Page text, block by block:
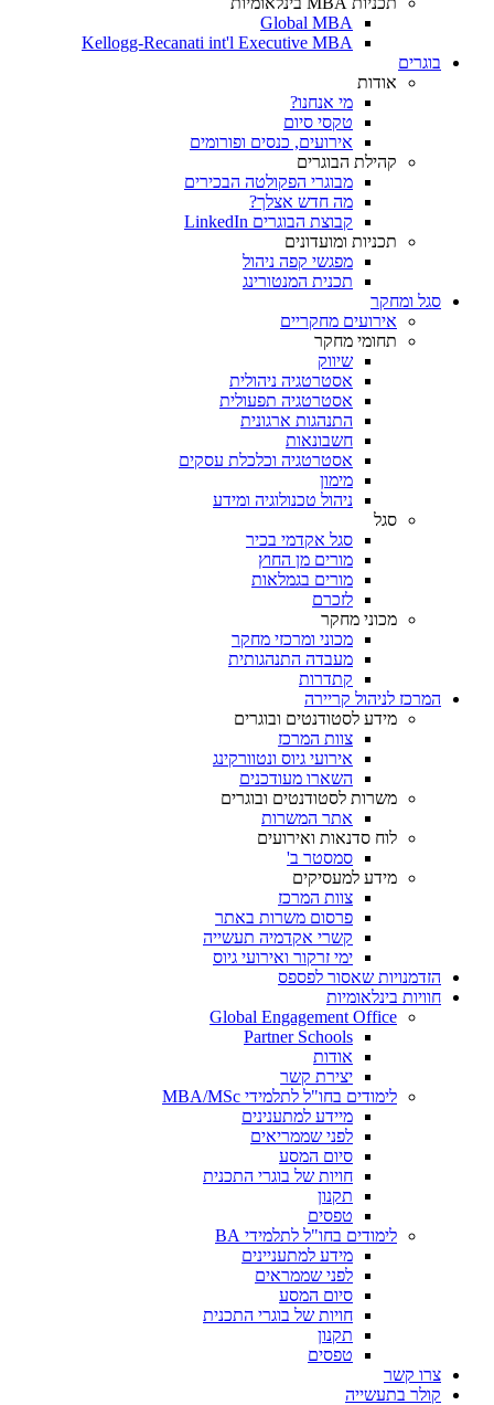
Global MBA
Kellogg-Recanati int'l Executive MBA
בוגרים
אודות
מי אנחנו?
טקסי סיום
אירועים, כנסים ופורומים
קהילת הבוגרים
מבוגרי הפקולטה הבכירים
מה חדש אצלך?
קבוצת הבוגרים LinkedIn
תכניות ומועדונים
מפגשי קפה ניהול
תכנית המנטורינג
סגל ומחקר
אירועים מחקריים
תחומי מחקר
שיווק
אסטרטגיה ניהולית
אסטרטגיה תפעולית
התנהגות ארגונית
חשבונאות
אסטרטגיה וכלכלת עסקים
מימון
ניהול טכנולוגיה ומידע
סגל
סגל אקדמי בכיר
מורים מן החוץ
מורים בגמלאות
לזכרם
מכוני מחקר
מכוני ומרכזי מחקר
מעבדה התנהגותית
קתדרות
המרכז לניהול קריירה
מידע לסטודנטים ובוגרים
צוות המרכז
אירועי גיוס ונטוורקינג
השארו מעודכנים
משרות לסטודנטים ובוגרים
אתר המשרות
לוח סדנאות ואירועים
סמסטר ב'
מידע למעסיקים
צוות המרכז
פרסום משרות באתר
קשרי אקדמיה תעשייה
ימי זרקור ואירועי גיוס
הזדמנויות שאסור לפספס
חוויות בינלאומיות
Global Engagement Office
Partner Schools
אודות
יצירת קשר
לימודים בחו"ל לתלמידי MBA/MSc
מיידע למתענינים
לפני שממריאים
סיום המסע
חויות של בוגרי התכנית
תקנון
טפסים
לימודים בחו"ל לתלמידי BA
מידע למתעניינים
לפני שממראים
סיום המסע
חויות של בוגרי התכנית
תקנון
טפסים
צרו קשר
קולר בתעשייה